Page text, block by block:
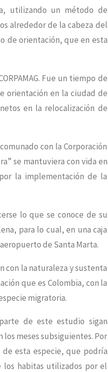
utilizando un método de
alrededor de la cabeza del
de orientación, que en esta
Fue un tiempo de
orientación en la ciudad de
en la relocalización de
con la Corporación
se mantuviera con vida en
la implementación de la
lo que se conoce de su
para lo cual, en una caja
de Santa Marta.
con la naturaleza y sustenta
que es Colombia, con la
migratoria.
de este estudio sigan
meses subsiguientes. Por
esta especie, que podría
los habitas utilizados por el